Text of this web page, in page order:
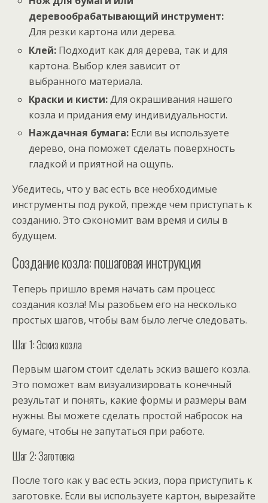
деревообрабатывающий инструмент:
Для резки картона или дерева.
Клей: Подходит как для дерева, так и для
картона. Выбор клея зависит от
выбранного материала.
Краски и кисти:Для окрашивания нашего
козла и придания ему индивидуальности.
Наждачная бумага: Если вы используете
дерево, она поможет сделать поверхность
гладкой и приятной на ощупь.
Убедитесь, что у вас есть все необходимые
инструменты под рукой, прежде чем приступать к
созданию. Это сэкономит вам время и силы в
будущем.
Создание козла: пошаговая инструкция
Теперь пришло время начать сам процесс
создания козла! Мы разобьем его на несколько
простых шагов, чтобы вам было легче следовать.
Шаг 1: Эскиз козла
Первым шагом стоит сделать эскиз вашего козла.
Это поможет вам визуализировать конечный
результат и понять, какие формы и размеры вам
нужны. Вы можете сделать простой набросок на
бумаге, чтобы не запутаться при работе.
Шаг 2: Заготовка
После того как у вас есть эскиз, пора приступить к
заготовке. Если вы используете картон, вырезайте